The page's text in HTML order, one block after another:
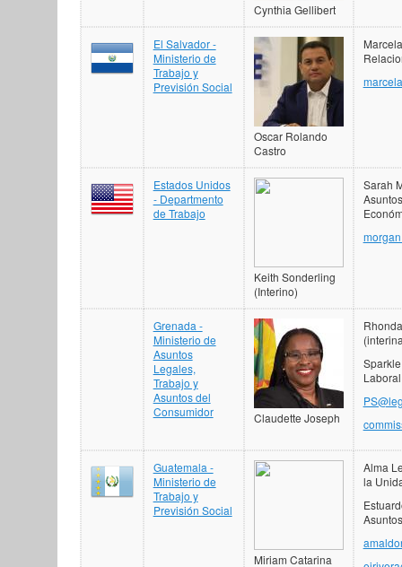
Cynthia Gellibert
El Salvador -
Ministerio de
Trabajo y
Previsión Social
Oscar Rolando
Castro
Estados Unidos
- Departmento
de Trabajo
Keith Sonderling
(Interino)
Sarah
Grenada -
Ministerio de
Asuntos
Legales,
Trabajo y
Asuntos del
Consumidor
Claudette Joseph
Laboral
Guatemala -
Ministerio de
Trabajo y
Previsión Social
Miriam Catarina
Alma
la